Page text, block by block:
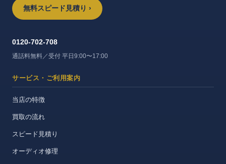
無料スピード見積り ›
0120-702-708
通話料無料／受付 平日9:00〜17:00
サービス・ご利用案内
当店の特徴
買取の流れ
スピード見積り
オーディオ修理